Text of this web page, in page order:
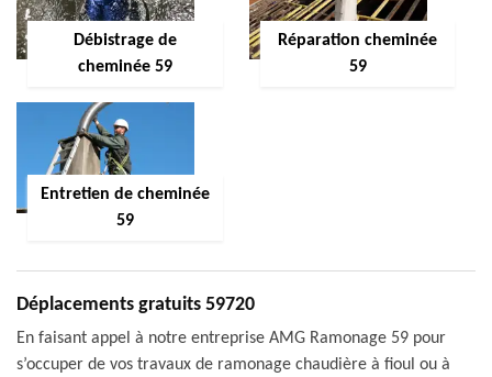
Débistrage de
cheminée 59
Réparation cheminée
59
Entretien de cheminée
59
Déplacements gratuits 59720
En faisant appel à notre entreprise AMG Ramonage 59 pour
s’occuper de vos travaux de ramonage chaudière à fioul ou à